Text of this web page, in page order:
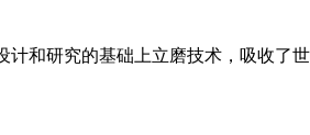
和研究的基础上立磨技术，吸收